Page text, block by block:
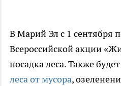
В Марий Эл с 1 сентября
Всероссийской акции
посадка леса. Также
леса от мусора,